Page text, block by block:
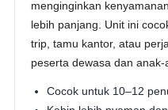
menginginkan
lebih panjang. Unit ini
trip, tamu kantor, atau
peserta dewasa dan anak-
Cocok untuk 10–12